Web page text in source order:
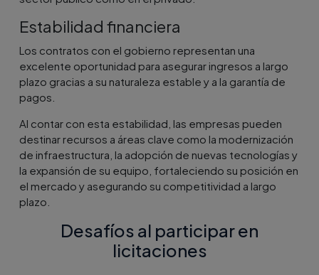
Estabilidad financiera
Los contratos con el gobierno representan una
excelente oportunidad para asegurar ingresos a largo
plazo gracias a su naturaleza estable y a la garantía de
pagos.
Al contar con esta estabilidad, las empresas pueden
destinar recursos a áreas clave como la modernización
de infraestructura, la adopción de nuevas tecnologías y
la expansión de su equipo, fortaleciendo su posición en
el mercado y asegurando su competitividad a largo
plazo.
Desafíos al participar en
licitaciones